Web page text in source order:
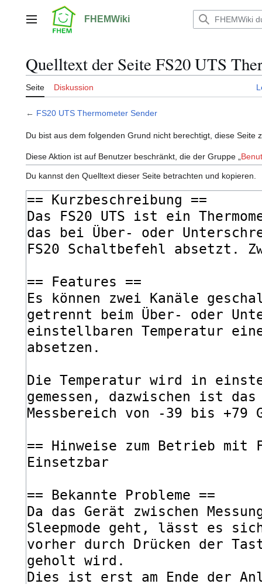
springenHauptmenü FHEMWiki
Quelltext der Seite FS20 UTS
Seite Diskussion
← FS20 UTS Thermometer Sender
Du bist aus dem folgenden Grund nicht berechtigt, diese Seite
Diese Aktion ist auf Benutzer beschränkt, die der Gruppe „
Du kannst den Quelltext dieser Seite betrachten und kopieren.